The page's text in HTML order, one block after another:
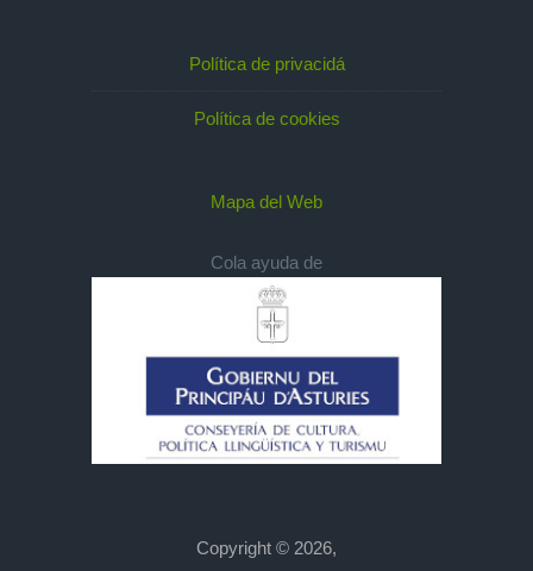
Política de privacidá
Política de cookies
Mapa del Web
Cola ayuda de
Copyright © 2026,